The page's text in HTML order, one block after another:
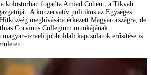
kolostorban fogadta Amiad Cohent, a Tikvah
A konzervatív politikus az Egységes
meghívására érkezett Magyarországra, de
Corvinus Collegium munkájának
magyar–izraeli jobboldali kapcsolatok erősítése is